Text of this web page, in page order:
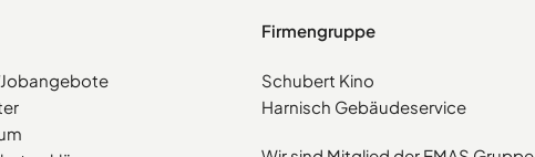
Firmengruppe
Schubert Kino
Harnisch Gebäudeservice